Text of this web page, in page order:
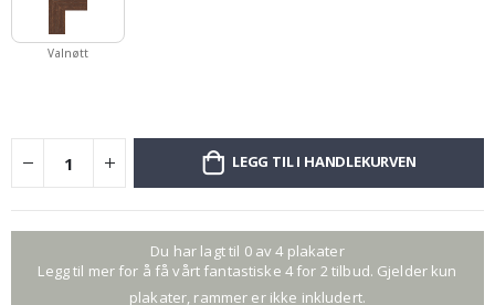
Valnøtt
LEGG TIL I HANDLEKURVEN
Du har lagt til 0 av 4 plakater
Legg til mer for å få vårt fantastiske 4 for 2 tilbud. Gjelder kun
plakater, rammer er ikke inkludert.